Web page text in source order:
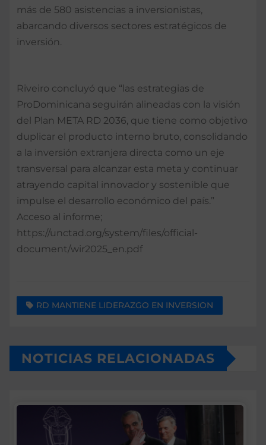
más de 580 asistencias a inversionistas,
abarcando diversos sectores estratégicos de
inversión.
Riveiro concluyó que “las estrategias de
ProDominicana seguirán alineadas con la visión
del Plan META RD 2036, que tiene como objetivo
duplicar el producto interno bruto, consolidando
a la inversión extranjera directa como un eje
transversal para alcanzar esta meta y continuar
atrayendo capital innovador y sostenible que
impulse el desarrollo económico del país.”
Acceso al informe;
https://unctad.org/system/files/official-
document/wir2025_en.pdf
RD MANTIENE LIDERAZGO EN INVERSION
NOTICIAS RELACIONADAS